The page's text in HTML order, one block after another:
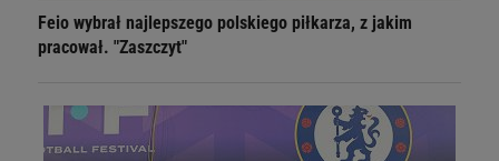
Feio wybrał najlepszego polskiego piłkarza, z jakim
pracował. "Zaszczyt"